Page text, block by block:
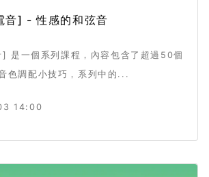
音] - 性感的和弦音
是一個系列課程，內容包含了超過50個
色調配小技巧，系列中的...
14:00